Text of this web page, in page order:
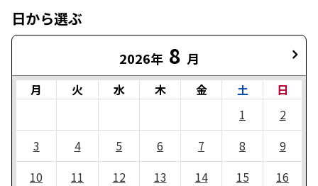
日から選ぶ
2026年 8 月
月 火 水 木 金 土
日
1
2
3
4 5 6 7 8
9
10
11 12 13 14 15
16